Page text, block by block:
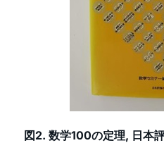
図2. 数学100の定理, 日本